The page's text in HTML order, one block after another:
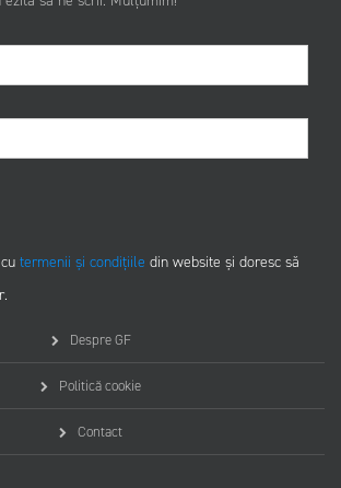
termenii și condițiile din website și doresc să
Despre GF
Politică cookie
Contact